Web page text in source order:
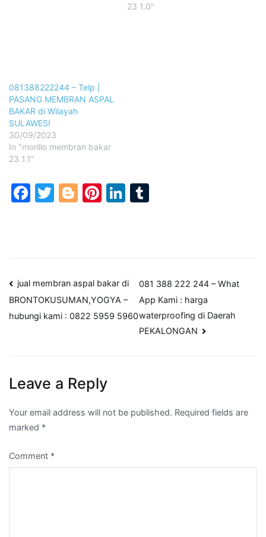
23 1.0"
081388222244 – Telp |
PASANG MEMBRAN ASPAL
BAKAR di Wilayah
SULAWESI
30/09/2023
In "morillo membran bakar
23 1.1"
Facebook
Twitter
Blogger
Pinterest
LinkedIn
Post
navigation
jual membran aspal bakar di
BRONTOKUSUMAN,YOGYA –
hubungi kami : 0822 5959 5960
081 388 222 244 – What
App Kami : harga
waterproofing di Daerah
PEKALONGAN
Leave a Reply
Your email address will not be published. Required fields are
marked *
Comment *